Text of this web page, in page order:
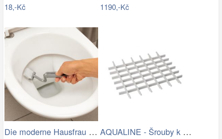
18,-Kč 1190,-Kč
Die moderne Hausfrau Kartáč na čištění… AQUALINE - Šrouby k WC dřevěným…